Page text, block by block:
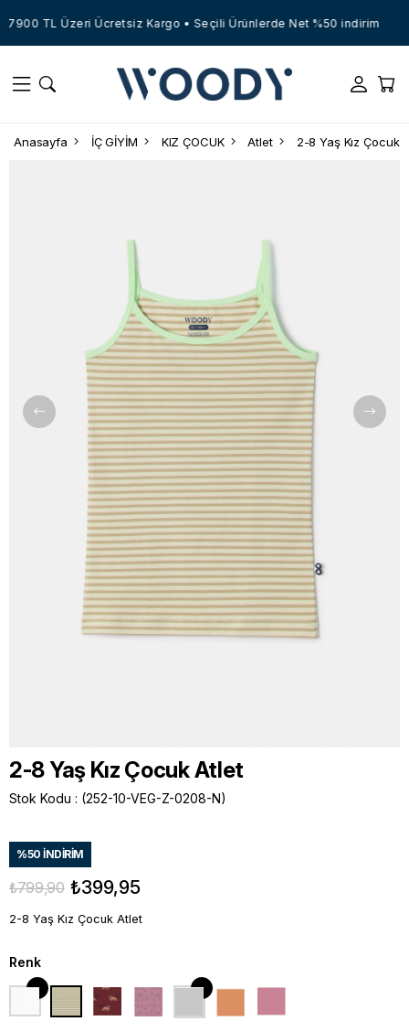
7900 TL Üzeri Ücretsiz Kargo • Seçili Ürünlerde Net %50 indirim
Anasayfa İÇ GİYİM KIZ ÇOCUK Atlet 2-8 Yaş Kız Çocuk
2-8 Yaş Kız Çocuk Atlet
Stok Kodu (252-10-VEG-Z-0208-N)
%50 İNDIRIM
₺799,90 ₺399,95
2-8 Yaş Kız Çocuk Atlet
Renk